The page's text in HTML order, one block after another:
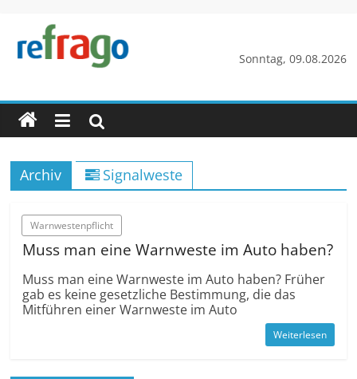
springen
Sonntag, 09.08.2026
refrago
Rechtsfragen
online
verständlich
erklärt
Archiv Signalweste
Warnwestenpflicht
Muss man eine Warnweste im Auto haben?
Muss man eine Warnweste im Auto haben? Früher
gab es keine gesetzliche Bestimmung, die das
Mitführen einer Warnweste im Auto
Weiterlesen